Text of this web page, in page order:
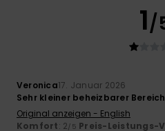
1/
Veronica17. Januar 2026
Sehr kleiner beheizbarer
Original anzeigen - English
Komfort: 2/5 Preis-Leistungs-